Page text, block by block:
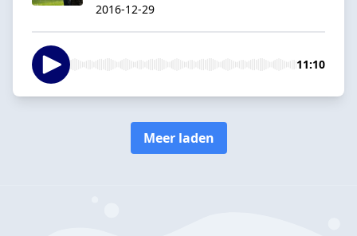
2016-12-29
11:10
Meer laden